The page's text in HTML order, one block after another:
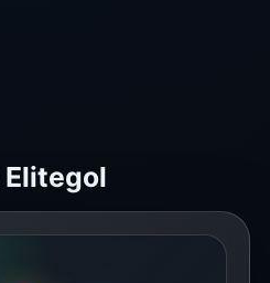
Elitegol